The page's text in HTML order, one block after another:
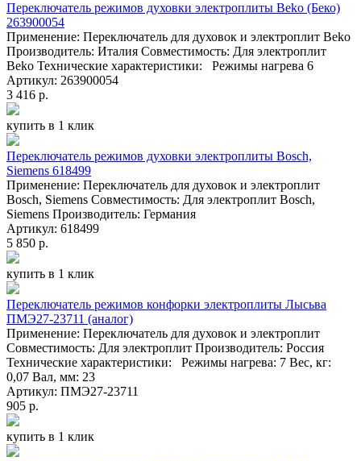
Переключатель режимов духовки электроплиты Beko (Беко)
263900054
Применение: Переключатель для духовок и электроплит Beko
Производитель: Италия Совместимость: Для электроплит
Beko Технические характеристики: Режимы нагрева 6
Артикул: 263900054
3 416 р.
купить в 1 клик
Переключатель режимов духовки электроплиты Bosch,
Siemens 618499
Применение: Переключатель для духовок и электроплит
Bosch, Siemens Совместимость: Для электроплит Bosch,
Siemens Производитель: Германия
Артикул: 618499
5 850 р.
купить в 1 клик
Переключатель режимов конфорки электроплиты Лысьва
ПМЭ27-23711 (аналог)
Применение: Переключатель для духовок и электроплит
Совместимость: Для электроплит Производитель: Россия
Технические характеристики: Режимы нагрева: 7 Вес, кг:
0,07 Вал, мм: 23
Артикул: ПМЭ27-23711
905 р.
купить в 1 клик